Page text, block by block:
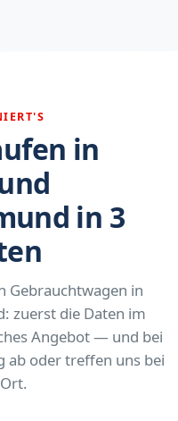
in
in 3
Gebrauchtwagen in
zuerst die Daten im
Angebot — und bei
ab oder treffen uns bei